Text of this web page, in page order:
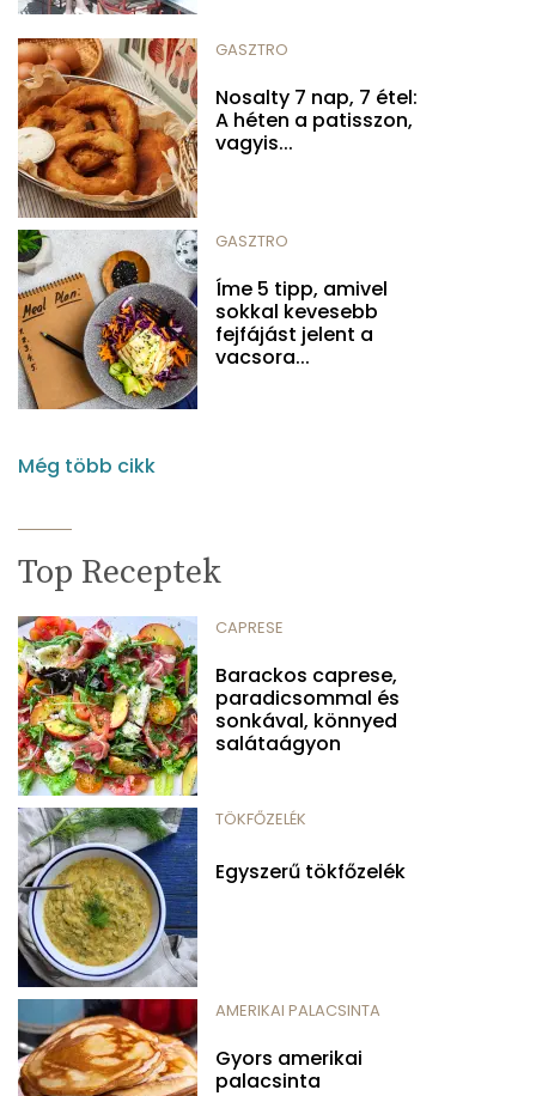
GASZTRO
Nosalty 7 nap, 7 étel:
A héten a patisszon,
vagyis...
GASZTRO
Íme 5 tipp, amivel
sokkal kevesebb
fejfájást jelent a
vacsora...
Még több cikk
Top Receptek
CAPRESE
Barackos caprese,
paradicsommal és
sonkával, könnyed
salátaágyon
TÖKFŐZELÉK
Egyszerű tökfőzelék
AMERIKAI PALACSINTA
Gyors amerikai
palacsinta